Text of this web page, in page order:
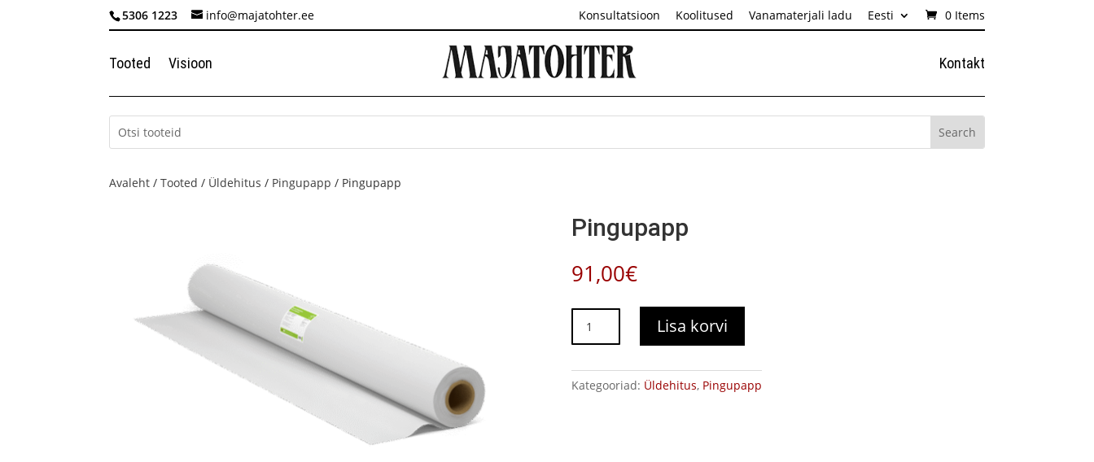
5306 1223 info@majatohter.ee Konsultatsioon Koolitused Vanamaterjali ladu Eesti 0 Items
Tooted Visioon Kontakt
Avaleht /Tooted / Üldehitus / Pingupapp / Pingupapp
Pingupapp
91,00€
kogus
Lisa korvi
Kategooriad: Üldehitus, Pingupapp